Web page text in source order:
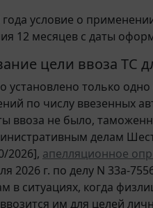
года условие о
12 месяцев с даты
цели ввоза ТС
установлено только
по числу ввезенных
ввоза не было,
делам
2026], апелляционное
2026 г. по делу N 33а-
ситуациях, когда
им для целей